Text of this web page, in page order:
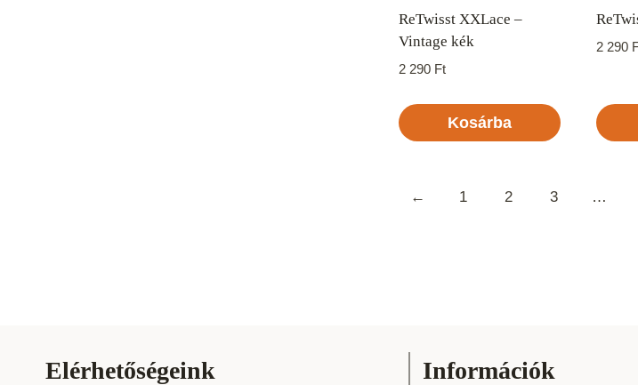
ReTwisst XXLace –
Vintage kék
2 290 Ft
Kosárba
2 290
← 1 2 3 …
Elérhetőségeink Információk